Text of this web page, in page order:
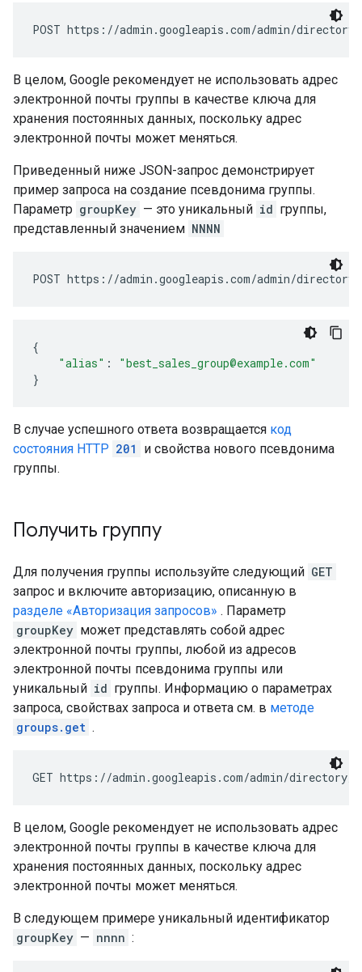
POST https://admin.googleapis.com/admin/
В целом, Google рекомендует не использовать адрес
электронной почты группы в качестве ключа для
хранения постоянных данных, поскольку адрес
электронной почты может меняться.
Приведенный ниже JSON-запрос демонстрирует
пример запроса на создание псевдонима группы.
Параметр groupKey — это уникальный id группы,
представленный значением NNNN
{
"alias" :
"best_sales_group@example.com"
}
В случае успешного ответа возвращается код
состояния HTTP 201
и свойства нового псевдонима
группы.
Получить группу
Для получения группы используйте следующий GET
запрос и включите авторизацию, описанную в
разделе «Авторизация запросов» . Параметр
groupKey может представлять собой адрес
электронной почты группы, любой из адресов
электронной почты псевдонима группы или
уникальный id группы. Информацию о параметрах
запроса, свойствах запроса и ответа см. в методе
groups.get .
GET https://admin.googleapis.com/admin/directory/
В целом, Google рекомендует не использовать адрес
электронной почты группы в качестве ключа для
хранения постоянных данных, поскольку адрес
электронной почты может меняться.
В следующем примере уникальный идентификатор
groupKey — nnnn :